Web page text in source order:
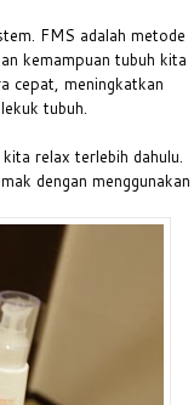
FMS adalah metode
kemampuan tubuh kita
cepat, meningkatkan
tubuh.
relax terlebih dahulu.
dengan menggunakan